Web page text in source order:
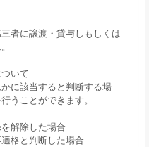
者に譲渡・貸与しもしくは
いて
に該当すると判断する場
うことができます。
解除した場合
格と判断した場合